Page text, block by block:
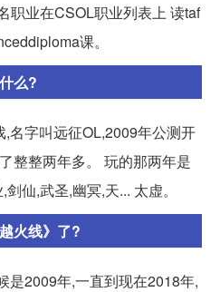
职业在CSOL职业列表上 读taf
课。
么?
名字叫远征OL,2009年公测开
整整两年多。 玩的那两年是
仙,武圣,幽冥,天... 太虚。
火线》了?
是2009年,一直到现在2018年,